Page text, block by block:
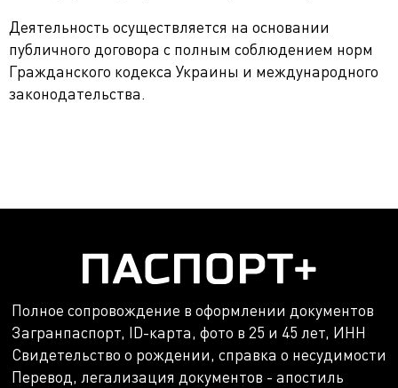
Деятельность осуществляется на основании
публичного договора с полным соблюдением норм
Гражданского кодекса Украины и международного
законодательства.
Полное сопровождение в оформлении документов
Загранпаспорт, ID-карта, фото в 25 и 45 лет, ИНН
Свидетельство о рождении, справка о несудимости
Перевод, легализация документов - апостиль